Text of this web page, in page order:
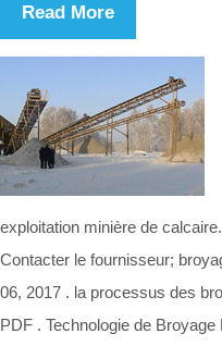
Read More
exploitation minière de
Contacter le fournisseur;
06, 2017 . la processus des
PDF . Technologie de